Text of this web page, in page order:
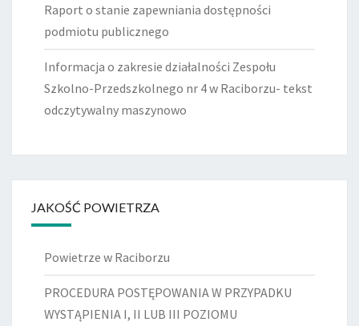
Raport o stanie zapewniania dostępności
podmiotu publicznego
Informacja o zakresie działalności Zespołu
Szkolno-Przedszkolnego nr 4 w Raciborzu- tekst
odczytywalny maszynowo
JAKOŚĆ POWIETRZA
Powietrze w Raciborzu
PROCEDURA POSTĘPOWANIA W PRZYPADKU
WYSTĄPIENIA I, II LUB III POZIOMU